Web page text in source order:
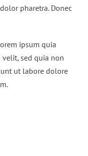
pharetra. Donec
ipsum quia
velit, sed quia non
ut labore dolore